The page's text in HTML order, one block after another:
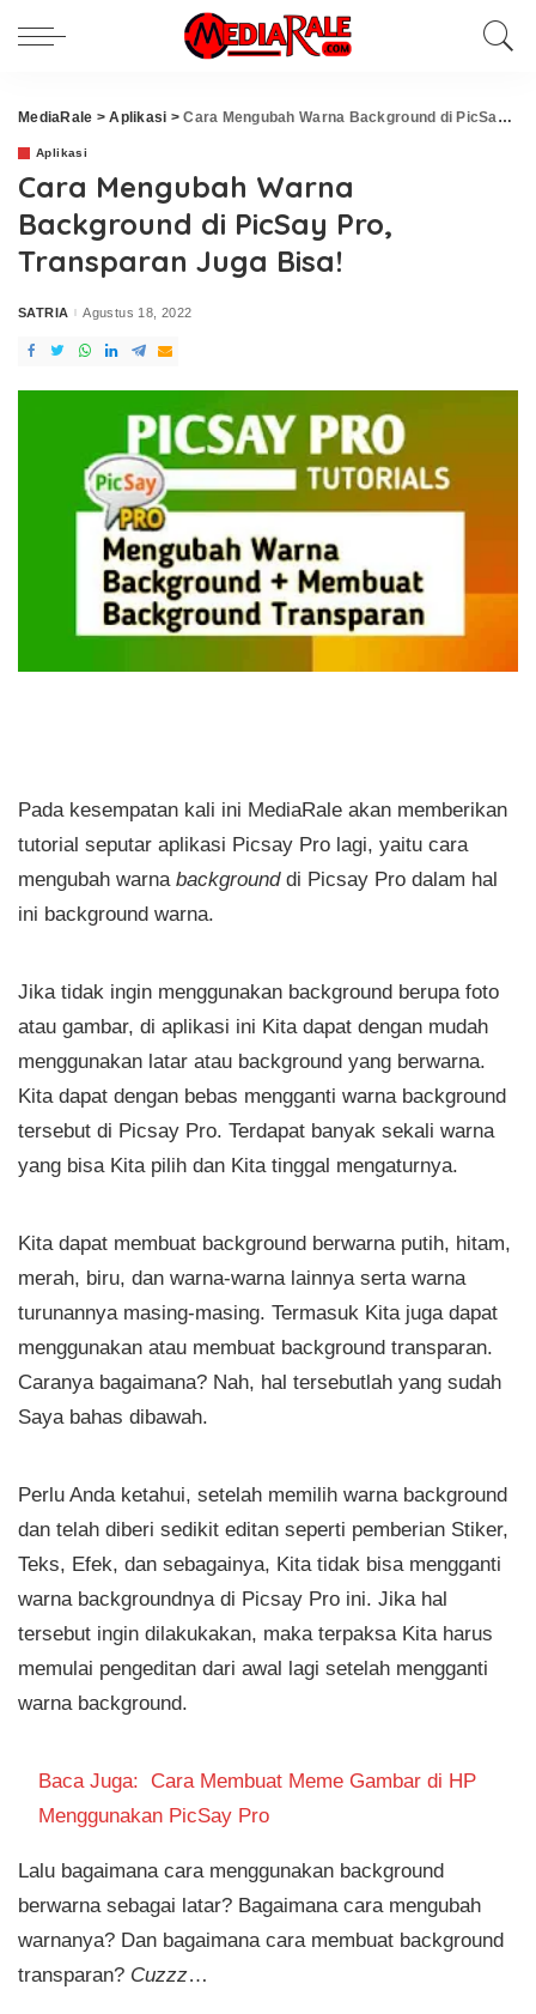
MediaRale >Aplikasi >Cara Mengubah Warna Background di PicSay Pro, Transparan Juga Bisa!
Aplikasi
Cara Mengubah Warna
Background di PicSay Pro,
Transparan Juga Bisa!
Posted
SATRIA Agustus 18, 2022
Pada kesempatan kali ini MediaRale akan memberikan
tutorial seputar aplikasi Picsay Pro lagi, yaitu cara
mengubah warna backgrounddi Picsay Pro dalam hal
ini background warna.
Jika tidak ingin menggunakan background berupa foto
atau gambar, di aplikasi ini Kita dapat dengan mudah
menggunakan latar atau background yang berwarna.
Kita dapat dengan bebas mengganti warna background
tersebut di Picsay Pro. Terdapat banyak sekali warna
yang bisa Kita pilih dan Kita tinggal mengaturnya.
Kita dapat membuat background berwarna putih, hitam,
merah, biru, dan warna-warna lainnya serta warna
turunannya masing-masing. Termasuk Kita juga dapat
menggunakan atau membuat background transparan.
Caranya bagaimana? Nah, hal tersebutlah yang sudah
Saya bahas dibawah.
Perlu Anda ketahui, setelah memilih warna background
dan telah diberi sedikit editan seperti pemberian Stiker,
Teks, Efek, dan sebagainya, Kita tidak bisa mengganti
warna backgroundnya di Picsay Pro ini. Jika hal
tersebut ingin dilakukakan, maka terpaksa Kita harus
memulai pengeditan dari awal lagi setelah mengganti
warna background.
Baca Juga: Cara Membuat Meme Gambar di HP
Menggunakan PicSay Pro
Lalu bagaimana cara menggunakan background
berwarna sebagai latar? Bagaimana cara mengubah
warnanya? Dan bagaimana cara membuat background
transparan? Cuzzz…